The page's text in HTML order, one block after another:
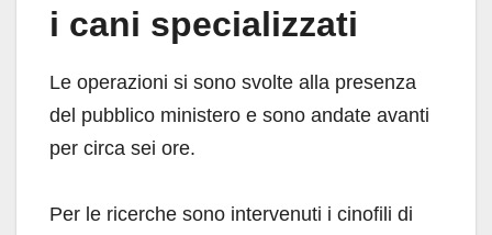
i cani specializzati
Le operazioni si sono svolte alla presenza
del pubblico ministero e sono andate avanti
per circa sei ore.
Per le ricerche sono intervenuti i cinofili di